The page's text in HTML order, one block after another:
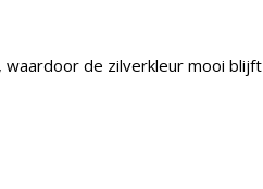
waardoor de zilverkleur mooi blijft